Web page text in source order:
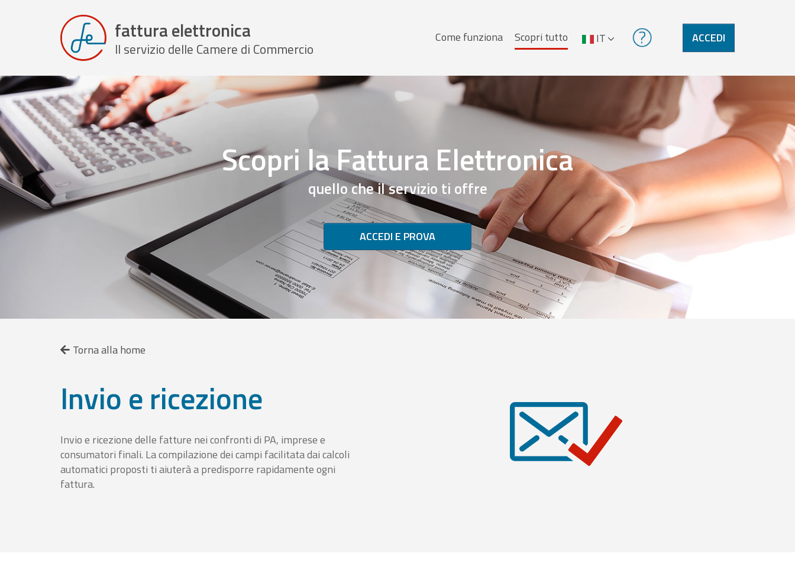
fattura elettronica
Il servizio delle Camere di Commercio Menu
principale
Come funziona Scopri tutto IT ACCEDI
Scopri la Fattura Elettronica
quello che il servizio ti offre
ACCEDI E PROVA
Torna alla home
Invio e ricezione
Invio e ricezione delle fatture nei confronti di PA, imprese e
consumatori finali. La compilazione dei campi facilitata dai calcoli
automatici proposti ti aiuterà a predisporre rapidamente ogni
fattura.